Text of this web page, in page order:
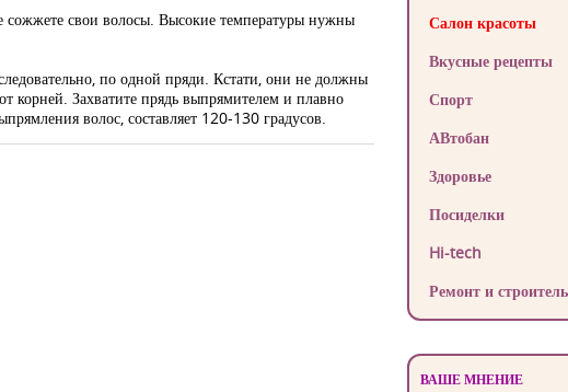
сожжете свои волосы. Высокие температуры нужны
по одной пряди. Кстати, они не должны
корней. Захватите прядь выпрямителем и плавно
волос, составляет 120-130 градусов.
Салон красоты
Вкусные рецепты
Спорт
АВтобан
Здоровье
Посиделки
Hi-tech
Ремонт и
ВАШЕ МНЕНИЕ